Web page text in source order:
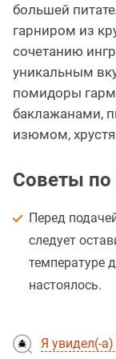
большей
гарниром из
сочетанию
уникальным
помидоры
баклажанами,
изюмом,
Советы по
Перед
следует
температуре
настоялось.
Я увидел(-